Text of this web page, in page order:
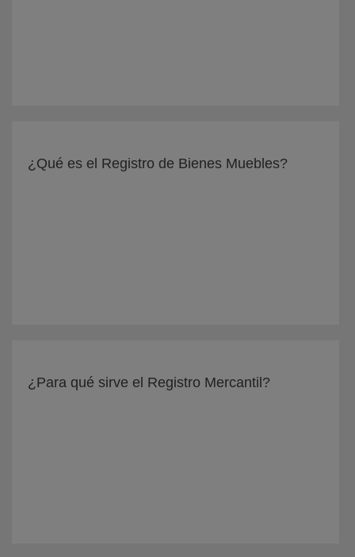
¿Qué es el Registro de Bienes Muebles?
¿Para qué sirve el Registro Mercantil?